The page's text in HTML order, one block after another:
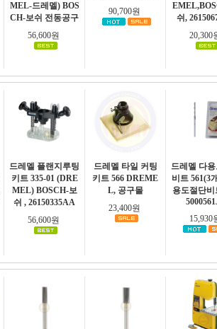
MEL-드레멜) BOS
CH-보쉬 전동공구
56,600원
90,700원
쉬,
20,300
드레멜 플랜지루팅
키트 335-01 (DRE
MEL) BOSCH-보
쉬 , 26150335AA
56,600원
드레멜 타일 커팅
키트 566 DREME
L, 공구몰
23,400원
드레멜 다
비트 561(3
용도절단비
15,930